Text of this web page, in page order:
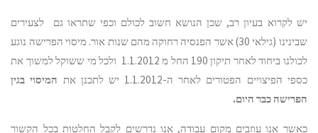
יש לקרוא בעיון רב, שכן הנושא חשוב לכולם וכפי שתראו גם לצעירים
שבינינו (גילאי 30) אשר הפנסיה רחוקה מהם שנות אור. מיסוי הפרישה נוגע
לכולנו ביחוד לאחר תיקון 190 החל מ 1.1.2012 ולכל מי ששוקל למשוך את
כספי הפיצויים הפטורים לאחר ה-1.1.2012 יש לתכנן את
המיסוי בגין
הפרישה כבר היום.
כאשר אנו עוזבים מקום עבודה, אנו נדרשים לקבל החלטות בכל הקשור